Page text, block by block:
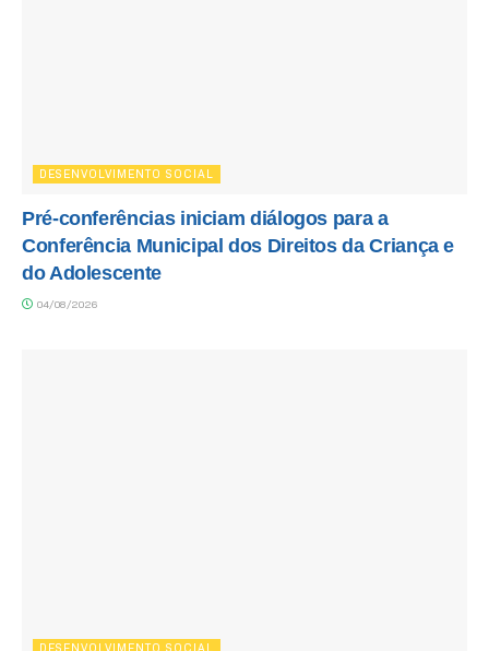
DESENVOLVIMENTO SOCIAL
Pré-conferências iniciam diálogos para a
Conferência Municipal dos Direitos da Criança e
do Adolescente
04/08/2026
DESENVOLVIMENTO SOCIAL